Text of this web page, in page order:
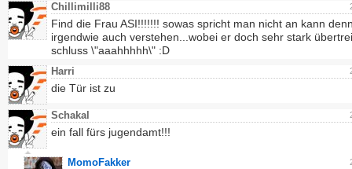
Chillimilli88
Find die Frau ASI!!!!!!! sowas spricht man nicht an kann
irgendwie auch verstehen...wobei er doch sehr stark
schluss \"aaahhhhh\" :D
Harri
die Tür ist zu
Schakal
ein fall fürs jugendamt!!!
MomoFakker